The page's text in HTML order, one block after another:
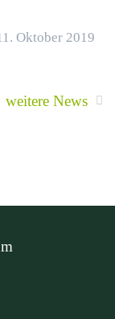
Oktober 2019
weitere News